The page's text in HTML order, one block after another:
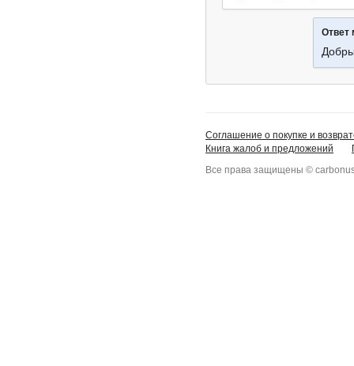
Ответ
Соглашение о покупке и
Книга жалоб и предложений
Все права защищены ©